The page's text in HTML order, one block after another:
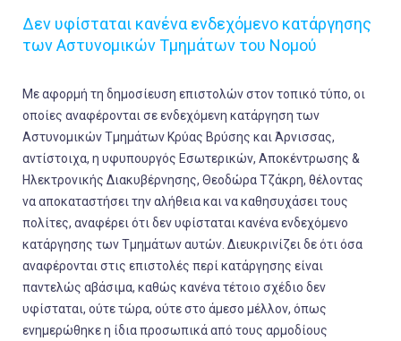
Δεν υφίσταται κανένα ενδεχόμενο κατάργησης
των Αστυνομικών Τμημάτων του Νομού
Με αφορμή τη δημοσίευση επιστολών στον τοπικό τύπο, οι
οποίες αναφέρονται σε ενδεχόμενη κατάργηση των
Αστυνομικών Τμημάτων Κρύας Βρύσης και Άρνισσας,
αντίστοιχα, η υφυπουργός Εσωτερικών, Αποκέντρωσης &
Ηλεκτρονικής Διακυβέρνησης, Θεοδώρα Τζάκρη, θέλοντας
να αποκαταστήσει την αλήθεια και να καθησυχάσει τους
πολίτες, αναφέρει ότι δεν υφίσταται κανένα ενδεχόμενο
κατάργησης των Τμημάτων αυτών. Διευκρινίζει δε ότι όσα
αναφέρονται στις επιστολές περί κατάργησης είναι
παντελώς αβάσιμα, καθώς κανένα τέτοιο σχέδιο δεν
υφίσταται, ούτε τώρα, ούτε στο άμεσο μέλλον, όπως
ενημερώθηκε η ίδια προσωπικά από τους αρμοδίους